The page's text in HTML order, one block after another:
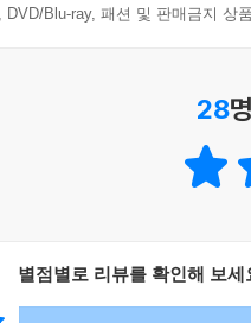
한다
DVD/Blu-ray, 패션 및 판매금지 상
28
별점별로 리뷰를 확인해 보세